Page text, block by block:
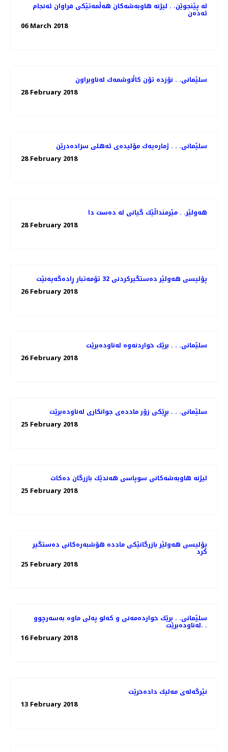
له‌ پێنجوێن. . لیژنه‌ هاوبه‌شه‌كان هه‌ڵمه‌تێكی فراوان ئه‌نجام
ئه‌ده‌ن
06 March 2018
سلێمانی. . نۆزده‌ تۆن كاڵاوشمه‌ك له‌ناوبراون
28 February 2018
سلێمانی. . . ژماره‌یه‌ك مۆلیده‌ی ئه‌هلی سزاده‌درێن
28 February 2018
هەولێر. . مێرمنداڵێك گیانی لە دەست دا
28 February 2018
پۆلیسی هەولێر دەستگیركردنی 32 تۆمەتبار ڕادەگەیەنێت
26 February 2018
سلێمانی. . . برێك خواردنه‌وه‌ له‌ناوده‌برێت
26 February 2018
سلێمانی. . . بڕێكی زۆر مادده‌ی جوانكاری له‌ناوده‌برێت
25 February 2018
لیژنه‌ هاوبه‌شه‌كانی سوپاسی هه‌ندێك بازرگان ده‌كات
25 February 2018
پۆلیسی هەولێر بازرگانێكی ماددە هۆشبەرەكانی دەستگیر
كرد
25 February 2018
سلێمانی. . برێك خوارده‌مه‌نی و كه‌لو په‌لی ماوه‌ به‌سه‌رچوو
له‌ناوده‌برێت. .
16 February 2018
نێرگه‌له‌ی مه‌لیك داده‌خرێت
13 February 2018